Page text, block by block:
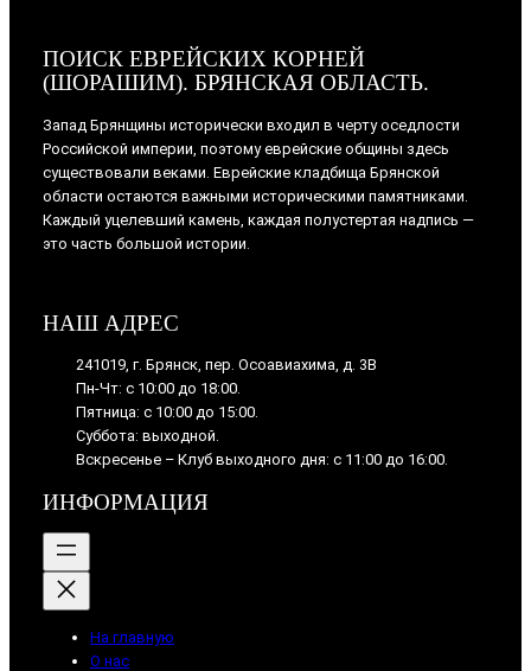
ПОИСК ЕВРЕЙСКИХ КОРНЕЙ
(ШОРАШИМ). БРЯНСКАЯ ОБЛАСТЬ.
Запад Брянщины исторически входил в черту оседлости
Российской империи, поэтому еврейские общины здесь
существовали веками. Еврейские кладбища Брянской
области остаются важными историческими памятниками.
Каждый уцелевший камень, каждая полустертая надпись —
это часть большой истории.
НАШ АДРЕС
241019, г. Брянск, пер. Осоавиахима, д. 3В
Пн-Чт: с 10:00 до 18:00.
Пятница: с 10:00 до 15:00.
Суббота: выходной.
Вскресенье – Клуб выходного дня: с 11:00 до 16:00.
ИНФОРМАЦИЯ
На главную
О нас